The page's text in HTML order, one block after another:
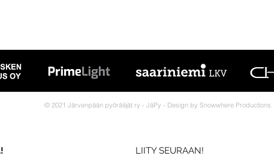
© 2021 Järvenpään pyöräilijät ry - JäPy - Design by Snowwhere Productions.
LIITY SEURAAN!